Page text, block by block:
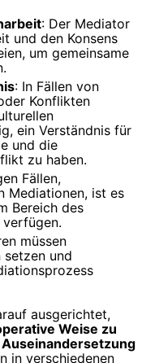
: Der Mediator
und den Konsens
um gemeinsame
: In Fällen von
Konflikten
ein Verständnis für
und die
zu haben.
Fällen,
Mediationen, ist es
Bereich des
müssen
setzen und
ausgerichtet,
Weise zu
in verschiedenen